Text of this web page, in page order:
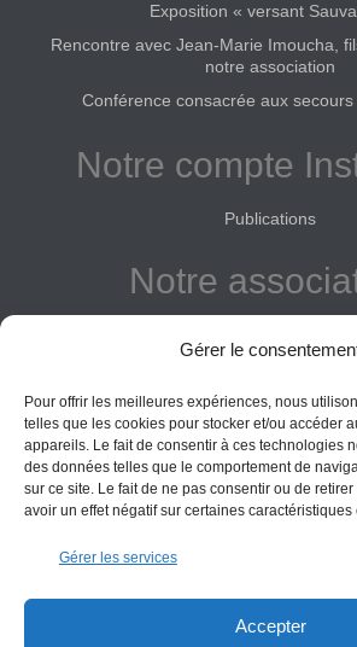
Gérer le
Pour offrir les meilleures expériences, nous
telles que les cookies pour stocker et/ou accéder
appareils. Le fait de consentir à ces technologies
des données telles que le comportement de
sur ce site. Le fait de ne pas consentir ou de
avoir un effet négatif sur certaines caractéristiques
Gérer les services
Accepter
Exposition « versant
Rencontre avec Jean-Marie Imoucha,
notre association
Conférence consacrée aux
Notre compte
Publications
Notre
Donner
Vos
informations données sur ce site le sont
ne saurait être engagée. Il appartient au